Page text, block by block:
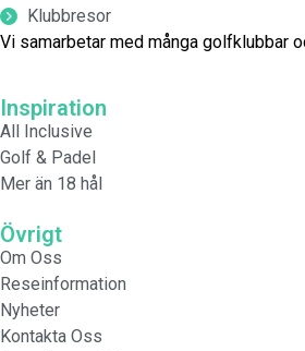
Klubbresor
Vi samarbetar med många golfklubbar
Inspiration
All Inclusive
Golf & Padel
Mer än 18 hål
Övrigt
Om Oss
Reseinformation
Nyheter
Kontakta Oss